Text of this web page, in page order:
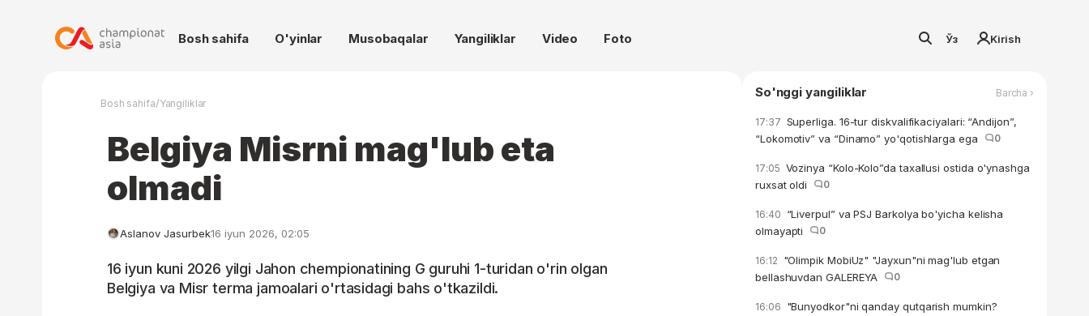
Bosh sahifa O'yinlar Musobaqalar Yangiliklar Video Foto Ўз Kirish
Bosh sahifa/Yangiliklar
Belgiya Misrni mag'lub eta
olmadi
Aslanov Jasurbek16 iyun 2026, 02:05
16 iyun kuni 2026 yilgi Jahon chempionatining G guruhi 1-turidan o'rin olgan
Belgiya va Misr terma jamoalari o'rtasidagi bahs o'tkazildi.
So'nggi yangiliklar Barcha ›
17:37 Superliga. 16-tur diskvalifikaciyalari: “Andijon”,
“Lokomotiv” va “Dinamo” yo'qotishlarga ega
0
17:05 Vozinya “Kolo-Kolo”da taxallusi ostida o'ynashga
ruxsat oldi
0
16:40 “Liverpul” va PSJ Barkolya bo'yicha kelisha
olmayapti
0
16:12 "Olimpik MobiUz" "Jayxun"ni mag'lub etgan
bellashuvdan GALEREYA
0
16:06 "Bunyodkor"ni qanday qutqarish mumkin?